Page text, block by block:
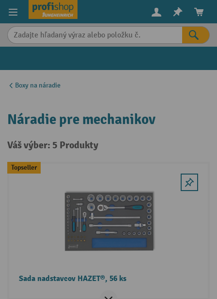
content
Boxy na náradie
Náradie pre mechanikov
Váš výber: 5 Produkty
Topseller
Sada nadstavcov HAZET®, 56 ks